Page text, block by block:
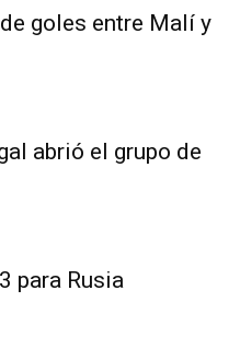
goles entre Malí y
abrió el grupo de
para Rusia